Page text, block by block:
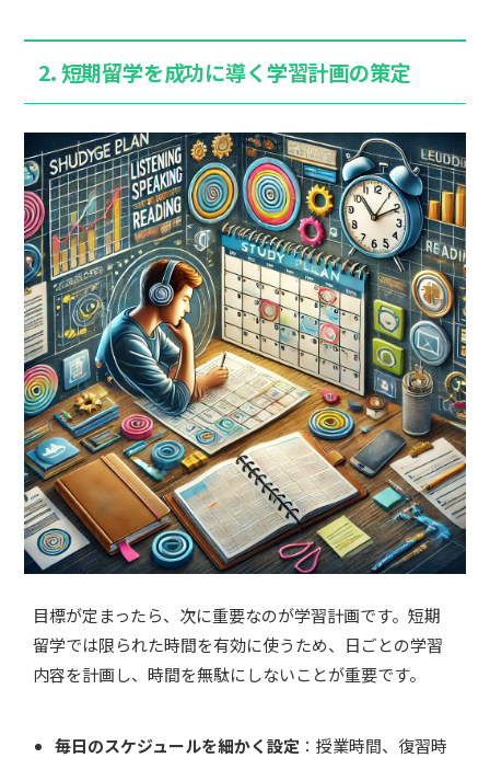
2.短期留学を成功に導く学習計画の策定
目標が定まったら、次に重要なのが学習計画です。短期
留学では限られた時間を有効に使うため、日ごとの学習
内容を計画し、時間を無駄にしないことが重要です。
毎日のスケジュールを細かく設定 ：授業時間、復習時